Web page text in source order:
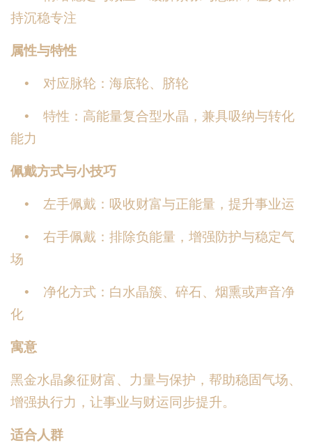
持沉稳专注
属性与特性
• 对应脉轮：海底轮、脐轮
• 特性：高能量复合型水晶，兼具吸纳与转化
能力
佩戴方式与小技巧
• 左手佩戴：吸收财富与正能量，提升事业运
• 右手佩戴：排除负能量，增强防护与稳定气
场
• 净化方式：白水晶簇、碎石、烟熏或声音净
化
寓意
黑金水晶象征财富、力量与保护，帮助稳固气场、
增强执行力，让事业与财运同步提升。
适合人群